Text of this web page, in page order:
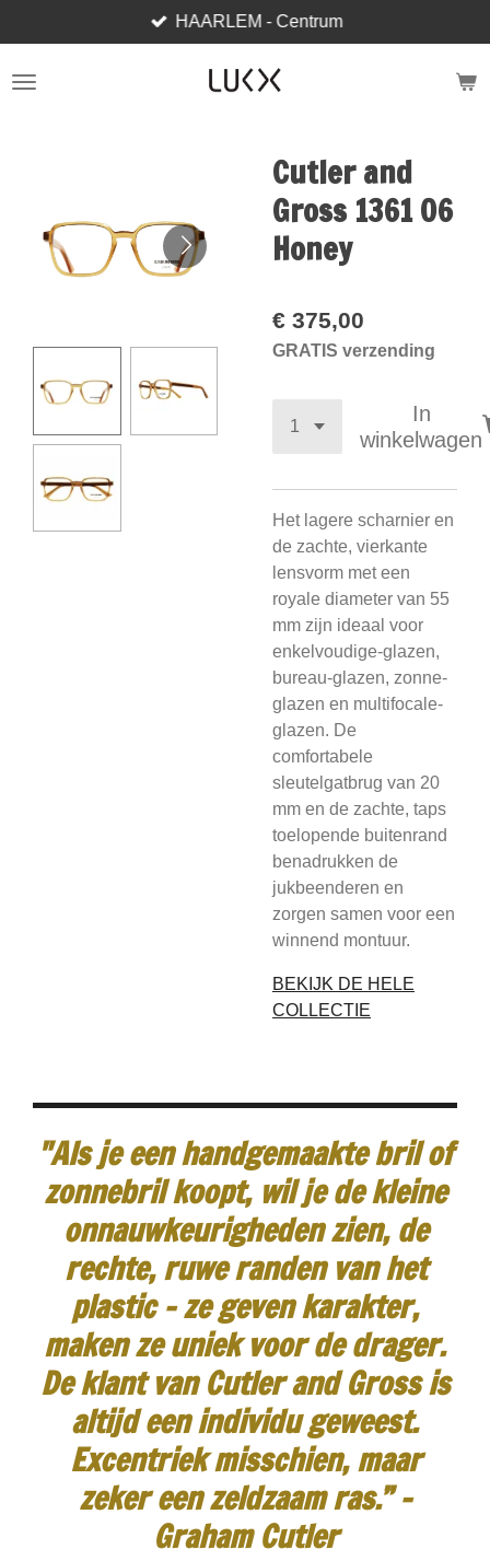
direct
naar
HAARLEM - Centrum
Cutler and
Gross 1361 06
Honey
€ 375,00
GRATIS verzending
In
winkelwagen
Het lagere scharnier en
de zachte, vierkante
lensvorm met een
royale diameter van 55
mm zijn ideaal voor
enkelvoudige-glazen,
bureau-glazen, zonne-
glazen en multifocale-
glazen. De
comfortabele
sleutelgatbrug van 20
mm en de zachte, taps
toelopende buitenrand
benadrukken de
jukbeenderen en
zorgen samen voor een
winnend montuur.
BEKIJK DE HELE
COLLECTIE
"Als je een handgemaakte bril of
zonnebril koopt, wil je de kleine
onnauwkeurigheden zien, de
rechte, ruwe randen van het
plastic - ze geven karakter,
maken ze uniek voor de drager.
De klant van Cutler and Gross is
altijd een individu geweest.
Excentriek misschien, maar
zeker een zeldzaam ras.” -
Graham Cutler